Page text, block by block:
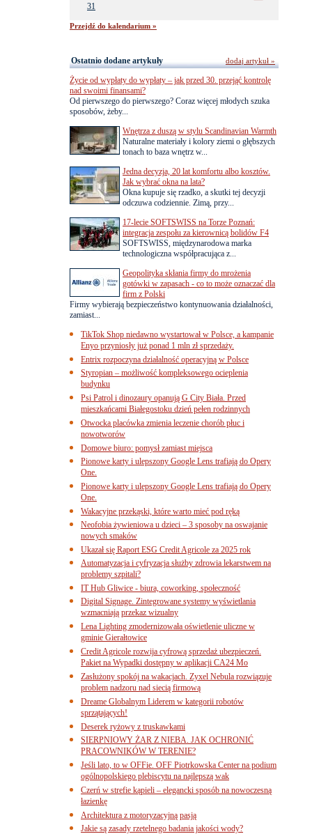
31
Przejdź do kalendarium »
Ostatnio dodane artykuły
Życie od wypłaty do wypłaty – jak przed 30. przejąć kontrolę
nad swoimi finansami?
Od pierwszego do pierwszego? Coraz więcej młodych szuka
sposobów, żeby...
Wnętrza z duszą w stylu Scandinavian Warmth
Naturalne materiały i kolory ziemi o głębszych
tonach to baza wnętrz w...
Jedna decyzja, 20 lat komfortu albo kosztów.
Jak wybrać okna na lata?
Okna kupuje się rzadko, a skutki tej decyzji
odczuwa codziennie. Zimą, przy...
17-lecie SOFTSWISS na Torze Poznań:
integracja zespołu za kierownicą bolidów F4
SOFTSWISS, międzynarodowa marka
technologiczna współpracująca z...
Geopolityka skłania firmy do mrożenia
gotówki w zapasach - co to może oznaczać dla
firm z Polski
Firmy wybierają bezpieczeństwo kontynuowania działalności,
zamiast...
TikTok Shop niedawno wystartował w Polsce, a kampanie
Enyo przyniosły już ponad 1 mln zł sprzedaży.
Entrix rozpoczyna działalność operacyjną w Polsce
Styropian – możliwość kompleksowego ocieplenia
budynku
Psi Patrol i dinozaury opanują G City Biała. Przed
mieszkańcami Białegostoku dzień pełen rodzinnych
Otwocka placówka zmienia leczenie chorób płuc i
nowotworów
Domowe biuro: pomysł zamiast miejsca
Pionowe karty i ulepszony Google Lens trafiają do Opery
One.
Pionowe karty i ulepszony Google Lens trafiają do Opery
One.
Wakacyjne przekąski, które warto mieć pod ręką
Neofobia żywieniowa u dzieci – 3 sposoby na oswajanie
nowych smaków
Ukazał się Raport ESG Credit Agricole za 2025 rok
Automatyzacja i cyfryzacja służby zdrowia lekarstwem na
problemy szpitali?
IT Hub Gliwice - biura, coworking, społeczność
Digital Signage. Zintegrowane systemy wyświetlania
wzmacniają przekaz wizualny
Lena Lighting zmodernizowała oświetlenie uliczne w
gminie Gierałtowice
Credit Agricole rozwija cyfrową sprzedaż ubezpieczeń.
Pakiet na Wypadki dostępny w aplikacji CA24 Mo
Zasłużony spokój na wakacjach. Zyxel Nebula rozwiązuje
problem nadzoru nad siecią firmową
Dreame Globalnym Liderem w kategorii robotów
sprzątających!
Deserek ryżowy z truskawkami
SIERPNIOWY ŻAR Z NIEBA. JAK OCHRONIĆ
PRACOWNIKÓW W TERENIE?
Jeśli lato, to w OFFie. OFF Piotrkowska Center na podium
ogólnopolskiego plebiscytu na najlepszą wak
Czerń w strefie kąpieli – elegancki sposób na nowoczesną
łazienkę
Architektura z motoryzacyjną pasją
Jakie są zasady rzetelnego badania jakości wody?
dodaj artykuł »